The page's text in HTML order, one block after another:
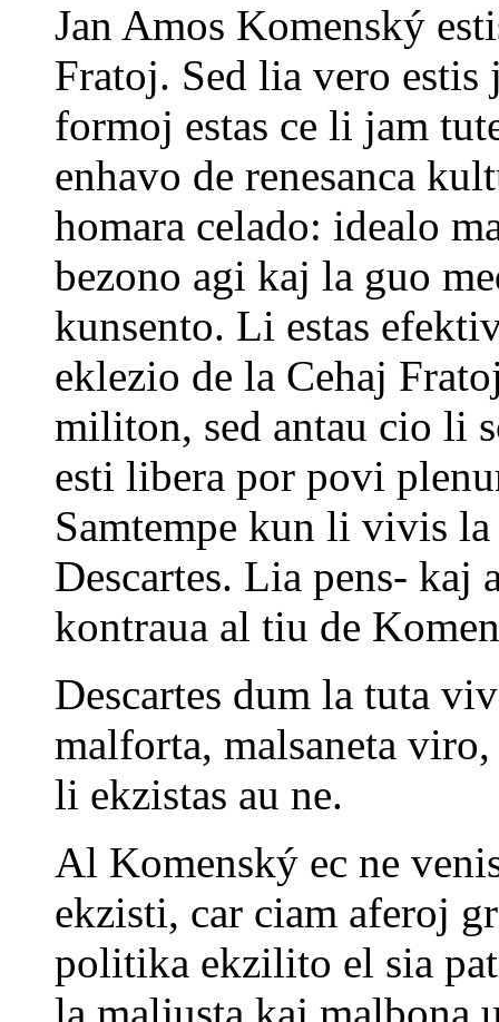
Jan Amos Komenský
Fratoj. Sed lia vero
formoj estas ce li jam
enhavo de renesanca
homara celado: idealo
bezono agi kaj la guo
kunsento. Li estas
eklezio de la Cehaj
militon, sed antau cio li
esti libera por povi
Samtempe kun li vivis
Descartes. Lia pens- kaj
kontraua al tiu de
Descartes dum la tuta
malforta, malsaneta
li ekzistas au ne.
Al Komenský ec ne
ekzisti, car ciam aferoj
politika ekzilito el sia